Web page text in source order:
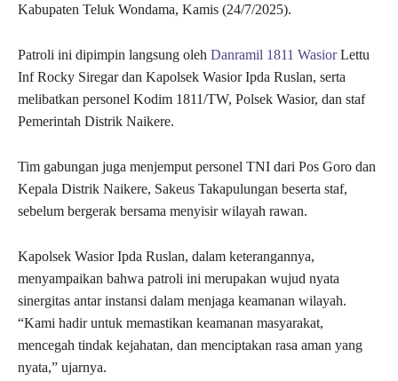
Kabupaten Teluk Wondama, Kamis (24/7/2025).
Patroli ini dipimpin langsung oleh Danramil 1811 WasiorLettu
Inf Rocky Siregar dan Kapolsek Wasior Ipda Ruslan, serta
melibatkan personel Kodim 1811/TW, Polsek Wasior, dan staf
Pemerintah Distrik Naikere.
Tim gabungan juga menjemput personel TNI dari Pos Goro dan
Kepala Distrik Naikere, Sakeus Takapulungan beserta staf,
sebelum bergerak bersama menyisir wilayah rawan.
Kapolsek Wasior Ipda Ruslan, dalam keterangannya,
menyampaikan bahwa patroli ini merupakan wujud nyata
sinergitas antar instansi dalam menjaga keamanan wilayah.
“Kami hadir untuk memastikan keamanan masyarakat,
mencegah tindak kejahatan, dan menciptakan rasa aman yang
nyata,” ujarnya.